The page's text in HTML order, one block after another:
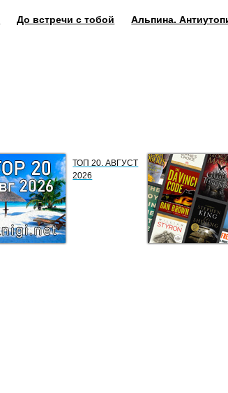
До встречи с тобой
Альпина.
ТОП 20. АВГУСТ
2026